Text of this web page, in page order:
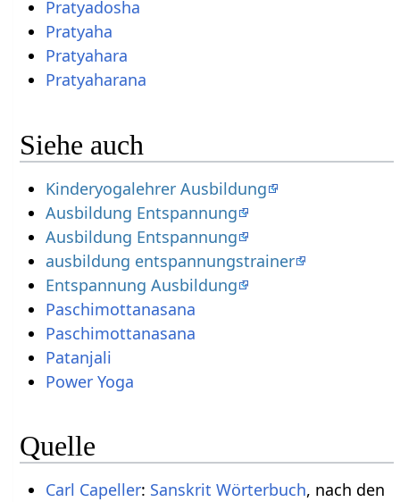
Pratyadosha
Pratyaha
Pratyahara
Pratyaharana
Siehe auch
Kinderyogalehrer Ausbildung
Ausbildung Entspannung
Ausbildung Entspannung
ausbildung entspannungstrainer
Entspannung Ausbildung
Paschimottanasana
Paschimottanasana
Patanjali
Power Yoga
Quelle
Carl Capeller: Sanskrit Wörterbuch, nach den